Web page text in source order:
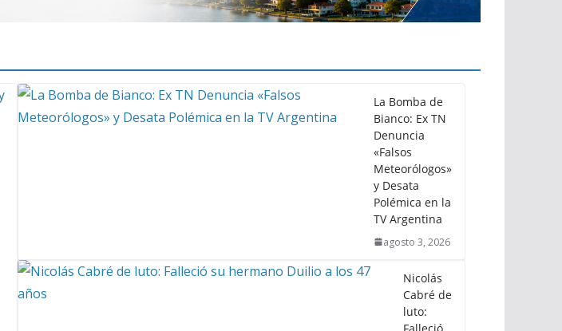
La Bomba de
Bianco: Ex TN
Denuncia
«Falsos
Meteorólogos»
y Desata
Polémica en la
TV Argentina
agosto 3, 2026
Nicolás
Cabré de
luto: